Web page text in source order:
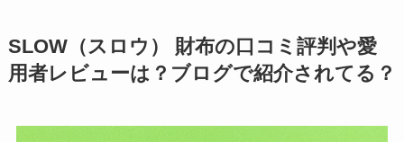
SLOW（スロウ） 財布の口コミ評判や愛
用者レビューは？ブログで紹介されてる？